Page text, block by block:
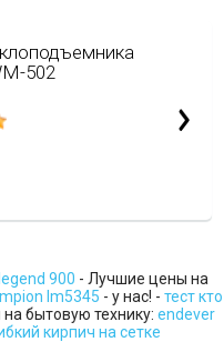
502
900 - Лучшие цены на
lm5345 - у нас! - тест кто
бытовую технику: endever
кирпич на сетке